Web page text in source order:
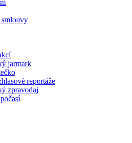
jarmark
reportáže
zpravodaj